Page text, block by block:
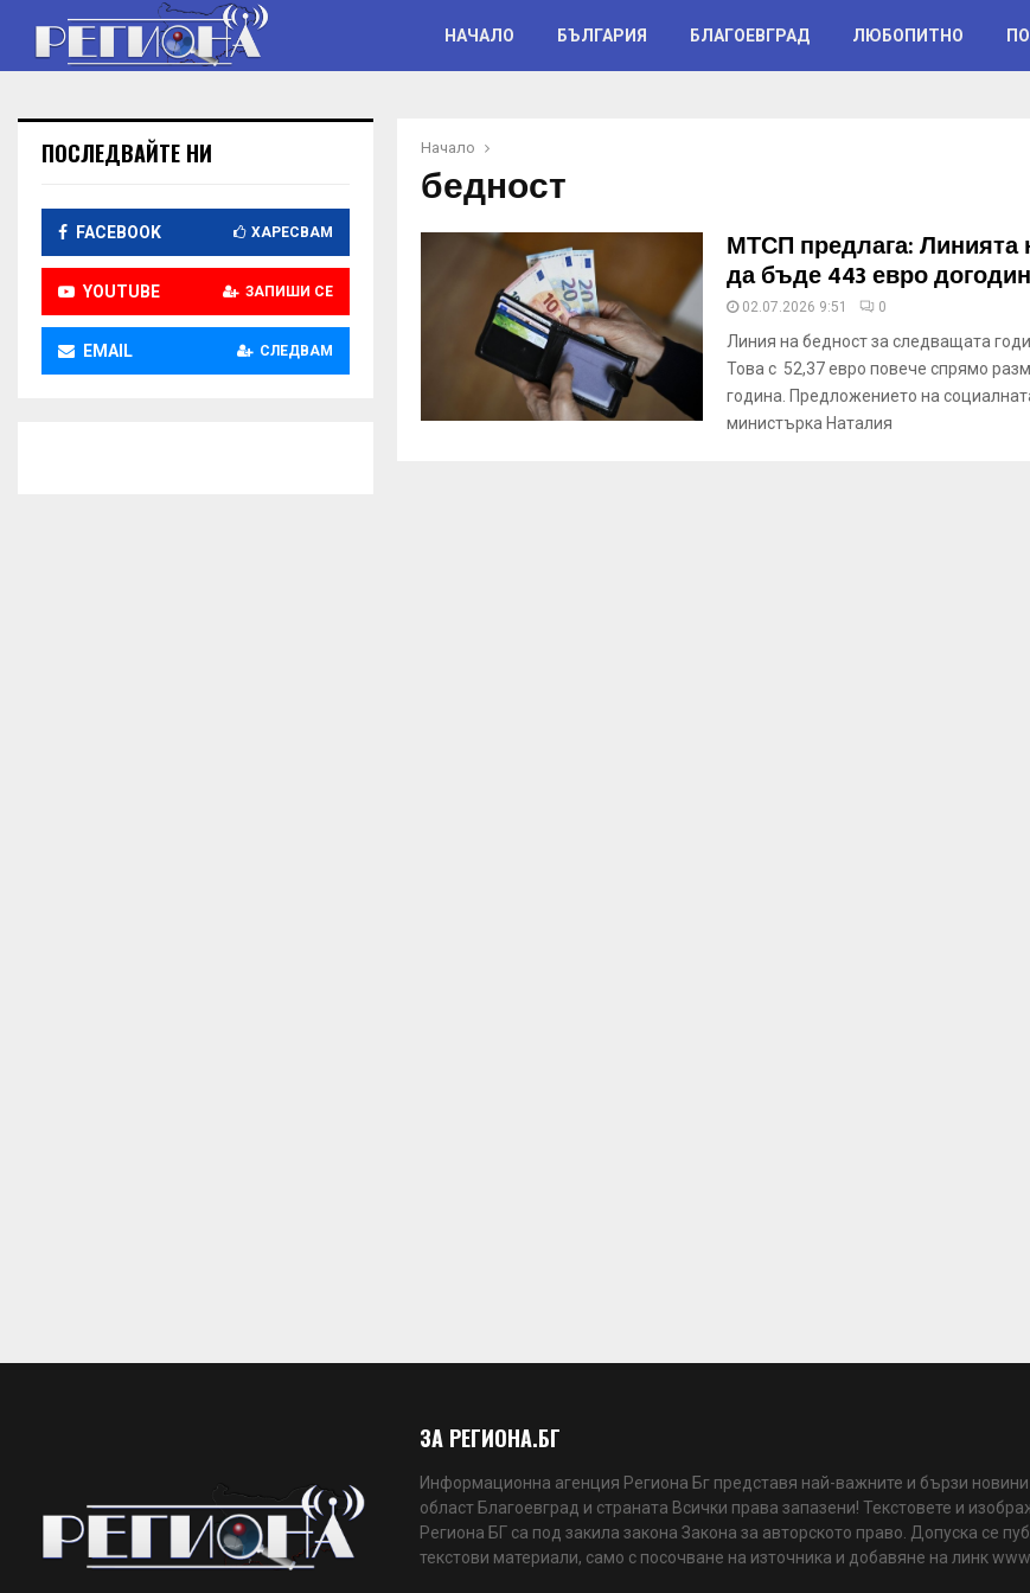
НАЧАЛО БЪЛГАРИЯ БЛАГОЕВГРАД ЛЮБОПИТНО
Начало
бедност
МТСП предлага: Линията
да бъде 443 евро
02.07.2026 9:51 0
Линия на бедност за следващата
Това с 52,37 евро повече спрямо
година. Предложението на
министърка Наталия
ПОСЛЕДВАЙТЕ НИ
FACEBOOK ХАРЕСВАМ
YOUTUBE ЗАПИШИ СЕ
EMAIL СЛЕДВАМ
ЗА РЕГИОНА.БГ
Информационна агенция Региона Бг представя най-важните и бързи
област Благоевград и страната Всички права запазени! Текстовете и
Региона БГ са под закила закона Закона за авторското право. Допуска се
текстови материали, само с посочване на източника и добавяне на линк